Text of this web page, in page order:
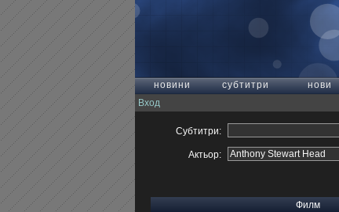
новини субтитри нови
Вход
Субтитри:
Актьор:
Филм